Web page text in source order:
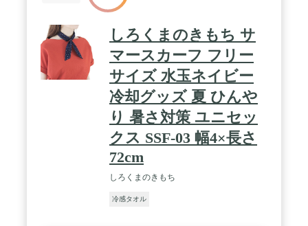
しろくまのきもち サ
マースカーフ フリー
サイズ 水玉ネイビー
冷却グッズ 夏 ひんや
り 暑さ対策 ユニセッ
クス SSF-03 幅4×長さ
72cm
しろくまのきもち
冷感タオル